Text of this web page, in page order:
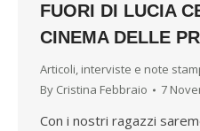
FUORI DI LUCIA
CINEMA DELLE
Articoli, interviste e note
By Cristina Febbraio 7
Con i nostri ragazzi